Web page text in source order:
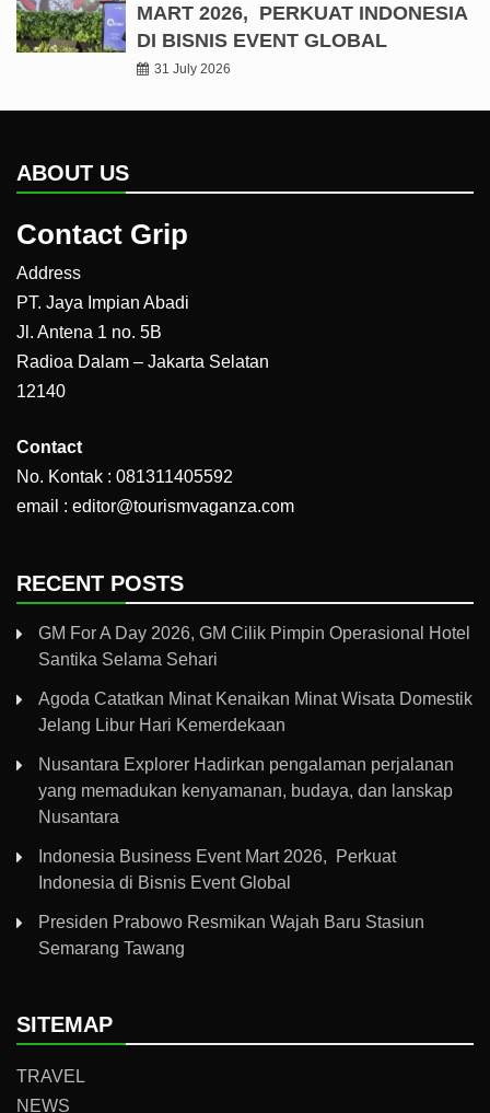
MART 2026, PERKUAT INDONESIA
DI BISNIS EVENT GLOBAL
31 July 2026
ABOUT US
Contact Grip
Address
PT. Jaya Impian Abadi
Jl. Antena 1 no. 5B
Radioa Dalam – Jakarta Selatan
12140
Contact
No. Kontak : 081311405592
email : editor@tourismvaganza.com
RECENT POSTS
GM For A Day 2026, GM Cilik Pimpin Operasional Hotel
Santika Selama Sehari
Agoda Catatkan Minat Kenaikan Minat Wisata Domestik
Jelang Libur Hari Kemerdekaan
Nusantara Explorer Hadirkan pengalaman perjalanan
yang memadukan kenyamanan, budaya, dan lanskap
Nusantara
Indonesia Business Event Mart 2026, Perkuat
Indonesia di Bisnis Event Global
Presiden Prabowo Resmikan Wajah Baru Stasiun
Semarang Tawang
SITEMAP
TRAVEL
NEWS